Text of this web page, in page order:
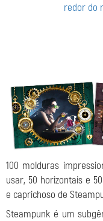
redor do
100 molduras
usar, 50 horizontais e
e caprichoso de
Steampunk é um